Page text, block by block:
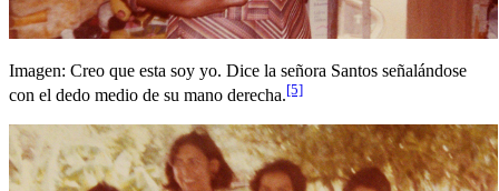
Imagen: Creo que esta soy yo. Dice la señora Santos señalándose
con el dedo medio de su mano derecha.[5]